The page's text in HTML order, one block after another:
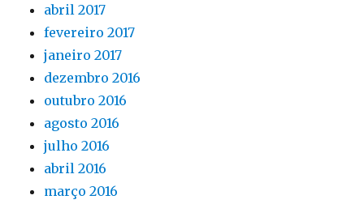
abril 2017
fevereiro 2017
janeiro 2017
dezembro 2016
outubro 2016
agosto 2016
julho 2016
abril 2016
março 2016